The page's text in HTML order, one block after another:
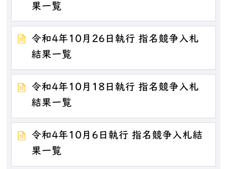
果一覧
令和4年10月26日執行 指名競争入札
結果一覧
令和4年10月18日執行 指名競争入札
結果一覧
令和4年10月6日執行 指名競争入札結
果一覧